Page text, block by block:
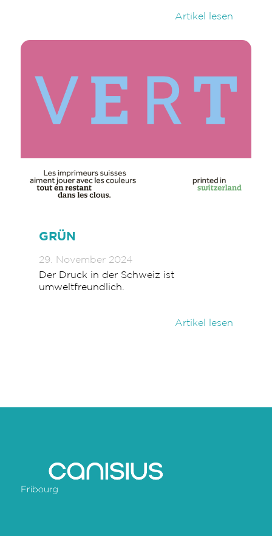
Artikel lesen
GRÜN
29. November 2024
Der Druck in der Schweiz ist
umweltfreundlich.
Artikel lesen